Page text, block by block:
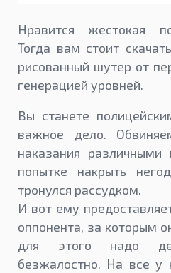
Нравится жестокая
Тогда вам стоит
рисованный шутер от
генерацией уровней.
Вы станете
важное дело.
наказания
попытке накрыть
тронулся рассудком.
И вот ему
оппонента, за которым
для этого надо
безжалостно. На все у